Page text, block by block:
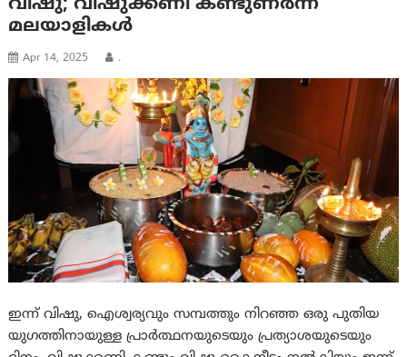
വിഷു; വിഷുക്കണി കണ്ടുണര്‍ന്ന്
മലയാളികള്‍
Apr 14, 2025 .
ഇന്ന് വിഷു, ഐശ്വര്യവും സമ്പത്തും നിറഞ്ഞ ഒരു പുതിയ
യുഗത്തിനായുള്ള പ്രാർത്ഥനയുടെയും പ്രത്യാശയുടെയും